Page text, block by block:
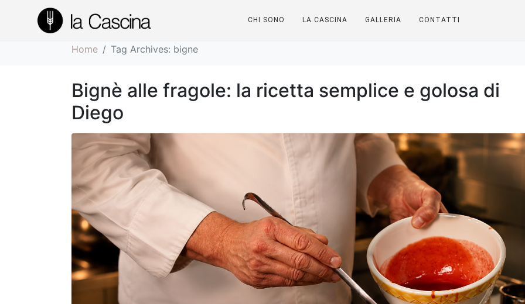
CHI SONO LA CASCINA GALLERIA CONTATTI
Tag:bigne
Home Tag Archives: bigne
Bignè alle fragole: la ricetta semplice e golosa di
Diego